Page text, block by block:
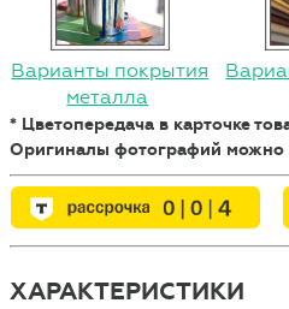
Варианты покрытия
металла
* Цветопередача в карточке
Оригиналы фотографий можно
ХАРАКТЕРИСТИКИ